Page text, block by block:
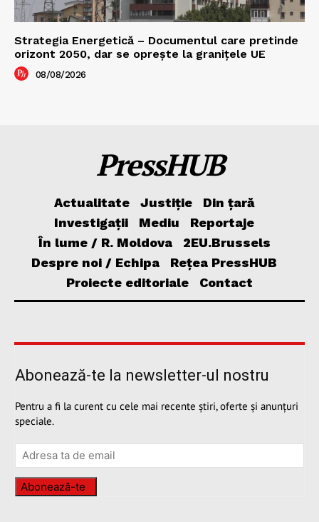
Strategia Energetică – Documentul care pretinde
orizont 2050, dar se oprește la granițele UE
08/08/2026
PressHUB
Actualitate Justiție
Din țară
Investigații
Mediu
Reportaje
În lume / R. Moldova
2EU.Brussels
Despre noi / Echipa
Rețea PressHUB
Proiecte editoriale
Contact
Abonează-te la newsletter-ul nostru
Pentru a fi la curent cu cele mai recente știri, oferte și anunțuri
speciale.
Abonează-te